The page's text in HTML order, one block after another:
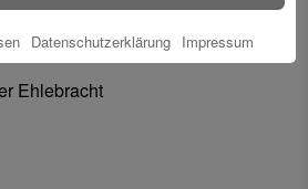
Ehlebracht
Datenschutzerklärung Impressum